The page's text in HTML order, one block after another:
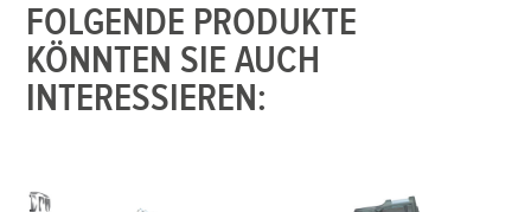
FOLGENDE PRODUKTE
KÖNNTEN SIE AUCH
INTERESSIEREN: